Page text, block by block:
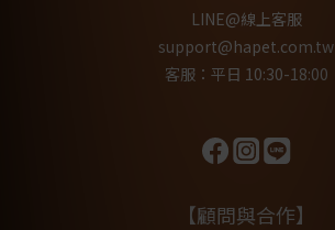
LINE@線上客服
support@hapet.com.tw
客服：平日 10:30-18:00
【顧問與合作】